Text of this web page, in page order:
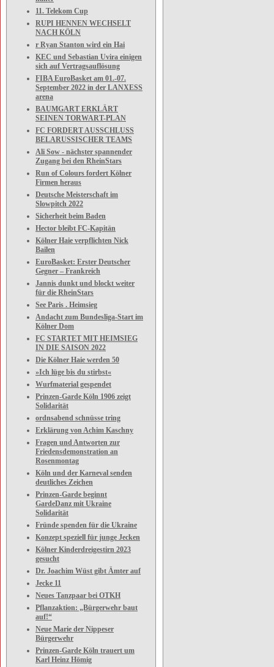
11. Telekom Cup
RUPI HENNEN WECHSELT
NACH KÖLN
r Ryan Stanton wird ein Hai
KEC und Sebastian Uvira einigen
sich auf Vertragsauflösung
FIBA EuroBasket am 01.-07.
September 2022 in der LANXESS
arena
BAUMGART ERKLÄRT
SEINEN TORWART-PLAN
FC FORDERT AUSSCHLUSS
BELARUSSISCHER TEAMS
Ali Sow - nächster spannender
Zugang bei den RheinStars
Run of Colours fordert Kölner
Firmen heraus
Deutsche Meisterschaft im
Slowpitch 2022
Sicherheit beim Baden
Hector bleibt FC-Kapitän
Kölner Haie verpflichten Nick
Bailen
EuroBasket: Erster Deutscher
Gegner – Frankreich
Jannis dunkt und blockt weiter
für die RheinStars
See Paris . Heimsieg
Andacht zum Bundesliga-Start im
Kölner Dom
FC STARTET MIT HEIMSIEG
IN DIE SAISON 2022
Die Kölner Haie werden 50
»Ich lüge bis du stirbst«
Wurfmaterial gespendet
Prinzen-Garde Köln 1906 zeigt
Solidarität
ordnsabend schnüsse tring
Erklärung von Achim Kaschny
Fragen und Antworten zur
Friedensdemonstration an
Rosenmontag
Köln und der Karneval senden
deutliches Zeichen
Prinzen-Garde beginnt
GardeDanz mit Ukraine
Solidarität
Fründe spenden für die Ukraine
Konzept speziell für junge Jecken
Kölner Kinderdreigestirn 2023
gesucht
Dr. Joachim Wüst gibt Ämter auf
Jecke 11
Neues Tanzpaar bei OTKH
Pflanzaktion: „Bürgerwehr baut
auf!“
Neue Marie der Nippeser
Bürgerwehr
Prinzen-Garde Köln trauert um
Karl Heinz Hömig